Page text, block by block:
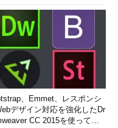
、Emmet、レスポンシ
デザイン対応を強化したDr
CC 2015を使って